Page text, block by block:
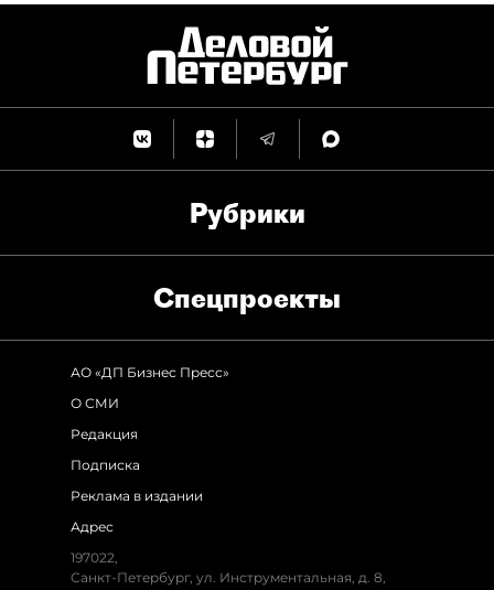
Рубрики
Спец­проекты
АО «ДП Бизнес Пресс»
О СМИ
Редакция
Подписка
Реклама в издании
Адрес
197022,
Санкт-Петербург, ул. Инструментальная, д. 8,